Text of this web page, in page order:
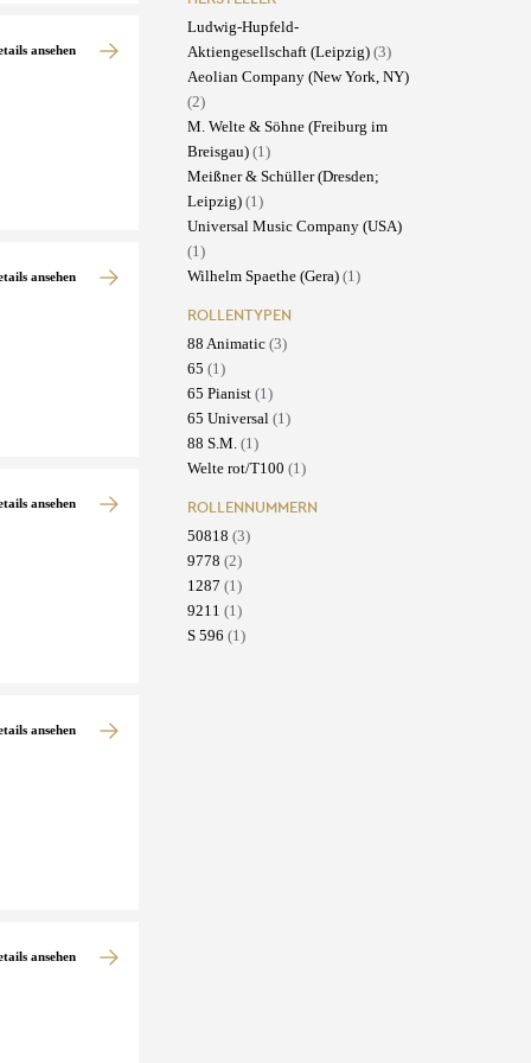
ansehen
ansehen
ansehen
ansehen
ansehen
Ludwig-Hupfeld-
Aktiengesellschaft (Leipzig) (3)
Aeolian Company (New York, NY)
(2)
M. Welte & Söhne (Freiburg im
Breisgau) (1)
Meißner & Schüller (Dresden;
Leipzig) (1)
Universal Music Company (USA)
(1)
Wilhelm Spaethe (Gera) (1)
ROLLENTYPEN
88 Animatic (3)
65 (1)
65 Pianist (1)
65 Universal (1)
88 S.M. (1)
Welte rot/T100 (1)
ROLLENNUMMERN
50818 (3)
9778 (2)
1287 (1)
9211 (1)
S 596 (1)